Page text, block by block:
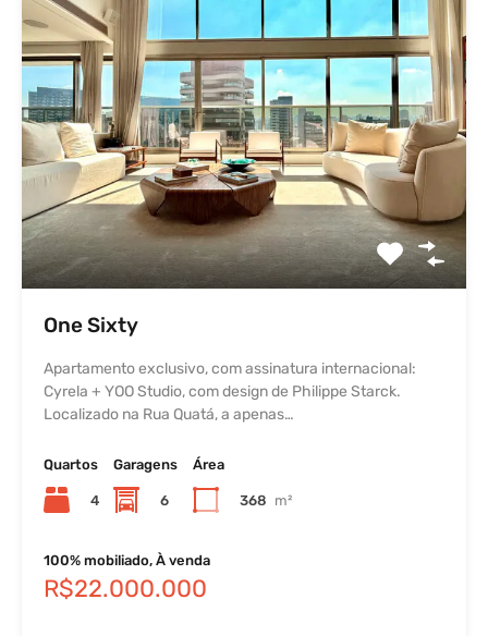
One Sixty
Apartamento exclusivo, com assinatura internacional:
Cyrela + YOO Studio, com design de Philippe Starck.
Localizado na Rua Quatá, a apenas…
Quartos
4
Garagens
6
Área
368 m²
100% mobiliado, À venda
R$22.000.000